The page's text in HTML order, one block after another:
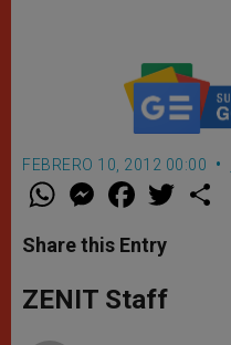
FEBRERO 10, 2012 00:00
W
t
s
p
p
M
e
s
e
g
e
F
a
e
b
o
k
w
Share this Entry
ZENIT Staff